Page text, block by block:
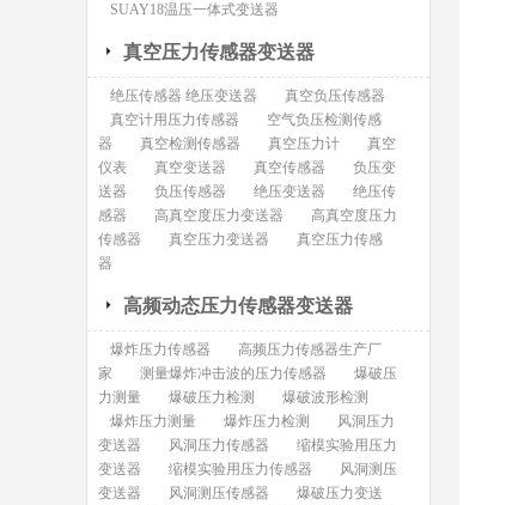
SUAY18温压一体式变送器
真空压力传感器变送器
绝压传感器 绝压变送器
真空负压传感器
真空计用压力传感器
空气负压检测传感
器
真空检测传感器 真空压力计
真空
仪表
真空变送器 真空传感器
负压变
送器
负压传感器 绝压变送器
绝压传
感器
高真空度压力变送器
高真空度压力
传感器
真空压力变送器
真空压力传感
器
高频动态压力传感器变送器
爆炸压力传感器
高频压力传感器生产厂
家
测量爆炸冲击波的压力传感器
爆破压
力测量
爆破压力检测
爆破波形检测
爆炸压力测量
爆炸压力检测
风洞压力
变送器
风洞压力传感器
缩模实验用压力
变送器
缩模实验用压力传感器
风洞测压
变送器
风洞测压传感器
爆破压力变送